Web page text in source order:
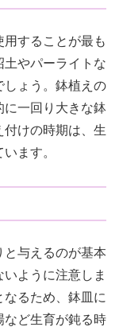
することが最も
やパーライトな
しょう。鉢植えの
に一回り大きな鉢
付けの時期は、生
ます。
と与えるのが基本
ように注意しま
るため、鉢皿に
など生育が鈍る時